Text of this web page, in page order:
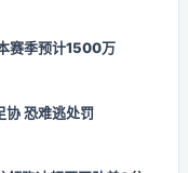
赛季预计1500万
协 恐难逃处罚